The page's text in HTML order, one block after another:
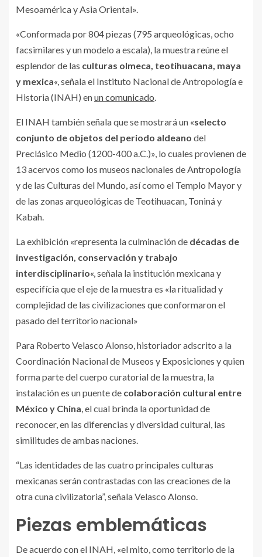
Mesoamérica y Asia Oriental».
«Conformada por 804 piezas (795 arqueológicas, ocho
facsimilares y un modelo a escala), la muestra reúne el
esplendor de las culturas olmeca, teotihuacana, maya
y mexica«, señala el Instituto Nacional de Antropología e
Historia (INAH) enun comunicado.
El INAH también señala que se mostrará un «selecto
conjunto de objetos del periodo aldeano del
Preclásico Medio (1200-400 a.C.)», lo cuales provienen de
13 acervos como los museos nacionales de Antropología
y de las Culturas del Mundo, así como el Templo Mayor y
de las zonas arqueológicas de Teotihuacan, Toniná y
Kabah.
La exhibición «representa la culminación de décadas de
investigación, conservación y trabajo
interdisciplinario«, señala la institución mexicana y
especifícia que el eje de la muestra es «la ritualidad y
complejidad de las civilizaciones que conformaron el
pasado del territorio nacional»
Para Roberto Velasco Alonso, historiador adscrito a la
Coordinación Nacional de Museos y Exposiciones y quien
forma parte del cuerpo curatorial de la muestra, la
instalación es un puente de colaboración cultural entre
México y China, el cual brinda la oportunidad de
reconocer, en las diferencias y diversidad cultural, las
similitudes de ambas naciones.
“Las identidades de las cuatro principales culturas
mexicanas serán contrastadas con las creaciones de la
otra cuna civilizatoria”, señala Velasco Alonso.
Piezas emblemáticas
De acuerdo con el INAH, «el mito, como territorio de la